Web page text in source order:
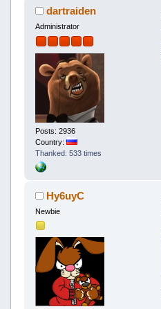
dartraiden
Administrator
Posts: 2936
Country:
Thanked: 533 times
Hy6uyC
Newbie